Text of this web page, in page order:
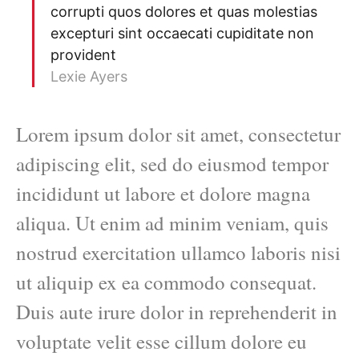
corrupti quos dolores et quas molestias
excepturi sint occaecati cupiditate non
provident
Lexie Ayers
Lorem ipsum dolor sit amet, consectetur
adipiscing elit, sed do eiusmod tempor
incididunt ut labore et dolore magna
aliqua. Ut enim ad minim veniam, quis
nostrud exercitation ullamco laboris nisi
ut aliquip ex ea commodo consequat.
Duis aute irure dolor in reprehenderit in
voluptate velit esse cillum dolore eu